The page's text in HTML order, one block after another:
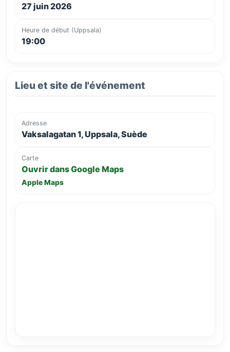
27 juin 2026
Heure de début (Uppsala)
19:00
Lieu et site de l'événement
Adresse
Vaksalagatan 1, Uppsala, Suède
Carte
Ouvrir dans Google Maps
Apple Maps